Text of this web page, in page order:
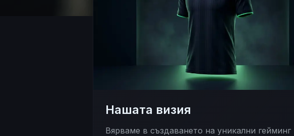
Нашата визия
Вярваме в създаването на уникални гейминг